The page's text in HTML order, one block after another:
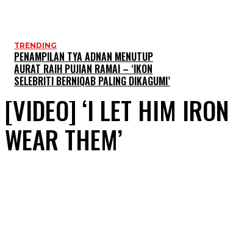
TRENDING
PENAMPILAN TYA ADNAN MENUTUP
AURAT RAIH PUJIAN RAMAI – ‘IKON
SELEBRITI BERNIQAB PALING DIKAGUMI’
[VIDEO] ‘I LET HIM
WEAR THEM’